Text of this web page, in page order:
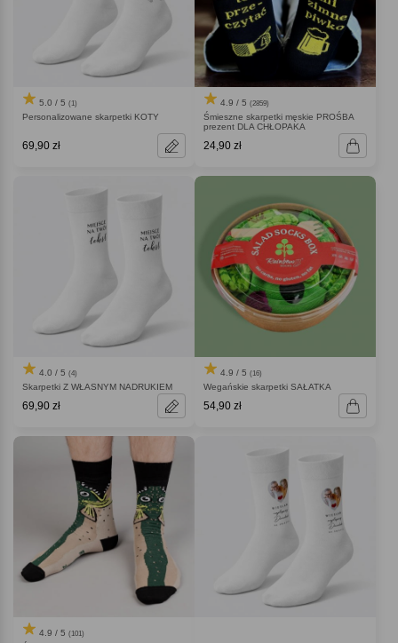
5.0 / 5 (1)
Personalizowane skarpetki KOTY
69,90 zł
4.9 / 5 (2859)
Śmieszne skarpetki męskie PROŚBA
prezent DLA CHŁOPAKA
24,90 zł
4.0 / 5 (4)
Skarpetki Z WŁASNYM NADRUKIEM
69,90 zł
4.9 / 5 (16)
Wegańskie skarpetki SAŁATKA
54,90 zł
4.9 / 5 (101)